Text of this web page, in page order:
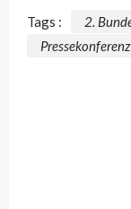
Tags : 2.
Pressekonferenz